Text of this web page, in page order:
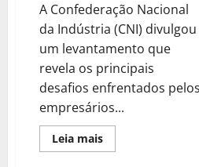
A Confederação Nacional
da Indústria (CNI) divulgou
um levantamento que
revela os principais
desafios enfrentados pelos
empresários...
Leia maisLeia
mais